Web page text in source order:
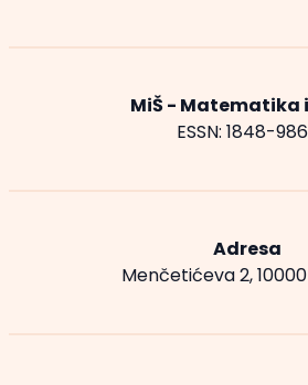
MiŠ - Matematika
ESSN: 1848-
Adresa
Menčetićeva 2,